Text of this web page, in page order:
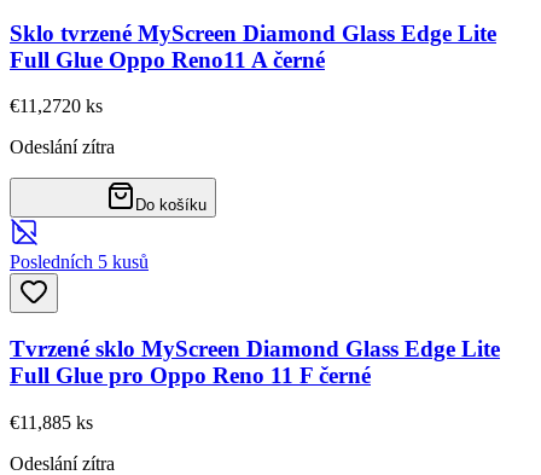
Sklo tvrzené MyScreen Diamond Glass Edge Lite
Full Glue Oppo Reno11 A černé
€11,2720 ks
Odeslání zítra
Do košíku
Posledních 5 kusů
Tvrzené sklo MyScreen Diamond Glass Edge Lite
Full Glue pro Oppo Reno 11 F černé
€11,885 ks
Odeslání zítra